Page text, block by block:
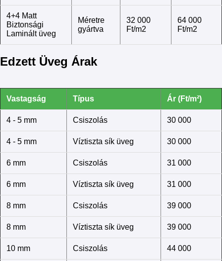
4+4 Matt
Biztonsági
Laminált üveg
Méretre
gyártva
32 000
Ft/m2
64 000
Ft/m2
Edzett Üveg Árak
Vastagság Típus Ár (Ft/m²)
4 - 5 mm Csiszolás 30 000
4 - 5 mm Víztiszta sík üveg 30 000
6 mm Csiszolás 31 000
6 mm Víztiszta sík üveg 31 000
8 mm Csiszolás 39 000
8 mm Víztiszta sík üveg 39 000
10 mm Csiszolás 44 000